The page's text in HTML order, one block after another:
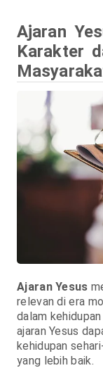
Ajaran
Karakter
Ajaran Yesus
relevan di era
dalam
ajaran Yesus
kehidupan
yang lebih baik.